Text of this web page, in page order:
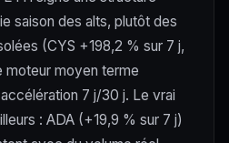
saison des alts, plutôt des
(CYS +198,2 % sur 7 j,
moteur moyen terme
7 j/30 j. Le vrai
: ADA (+19,9 % sur 7 j)